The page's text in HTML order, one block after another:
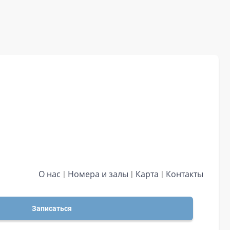
О нас Номера и залы Карта Контакты
Записаться